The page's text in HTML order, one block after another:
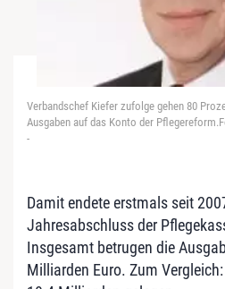
Verbandschef Kiefer zufolge gehen 80
Ausgaben auf das Konto der
-
Damit endete erstmals seit
Jahresabschluss der
Insgesamt betrugen die
Milliarden Euro. Zum